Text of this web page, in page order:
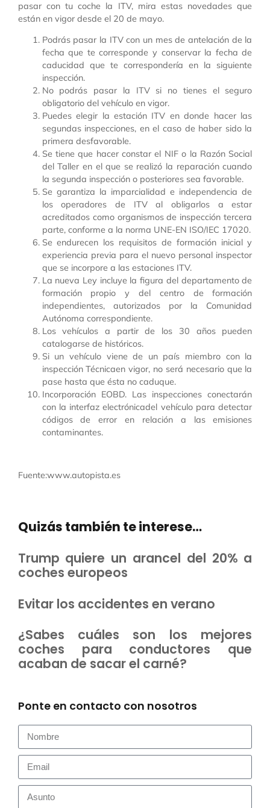
pasar con tu coche la ITV, mira estas novedades que
están en vigor desde el 20 de mayo.
Podrás pasar la ITV con un mes de antelación de la
fecha que te corresponde y conservar la fecha de
caducidad que te correspondería en la siguiente
inspección.
No podrás pasar la ITV si no tienes el seguro
obligatorio del vehículo en vigor.
Puedes elegir la estación ITV en donde hacer las
segundas inspecciones, en el caso de haber sido la
primera desfavorable.
Se tiene que hacer constar el NIF o la Razón Social
del Taller en el que se realizó la reparación cuando
la segunda inspección o posteriores sea favorable.
Se garantiza la imparcialidad e independencia de
los operadores de ITV al obligarlos a estar
acreditados como organismos de inspección tercera
parte, conforme a la norma UNE-EN ISO/IEC 17020.
Se endurecen los requisitos de formación inicial y
experiencia previa para el nuevo personal inspector
que se incorpore a las estaciones ITV.
La nueva Ley incluye la figura del departamento de
formación propio y del centro de formación
independientes, autorizados por la Comunidad
Autónoma correspondiente.
Los vehículos a partir de los 30 años pueden
catalogarse de históricos.
Si un vehículo viene de un país miembro con la
inspección Técnicaen vigor, no será necesario que la
pase hasta que ésta no caduque.
Incorporación EOBD. Las inspecciones conectarán
con la interfaz electrónicadel vehículo para detectar
códigos de error en relación a las emisiones
contaminantes.
Fuente:www.autopista.es
Quizás también te interese…
Trump quiere un arancel del 20% a
coches europeos
Evitar los accidentes en verano
¿Sabes cuáles son los mejores
coches para conductores que
acaban de sacar el carné?
Ponte en contacto con nosotros